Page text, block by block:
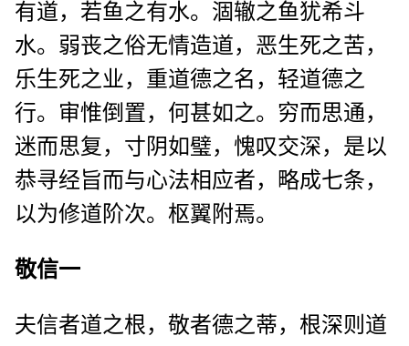
有道，若鱼之有水。涸辙之鱼犹希斗
水。弱丧之俗无情造道，恶生死之苦，
乐生死之业，重道德之名，轻道德之
行。审惟倒置，何甚如之。穷而思通，
迷而思复，寸阴如璧，愧叹交深，是以
恭寻经旨而与心法相应者，略成七条，
以为修道阶次。枢翼附焉。
敬信一
夫信者道之根，敬者德之蒂，根深则道